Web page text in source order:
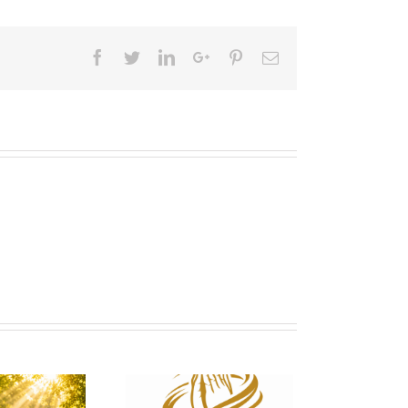
Facebook
TwitterLinkedInGoogle+PinterestEmail